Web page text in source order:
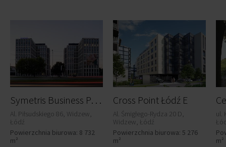
S
ymetris Business Park I
Al. Piłsudskiego 86, Widzew,
Łódź
Powierzchnia biurowa: 8 732
m²
Cross Point Łódź E
Al. Śmigłego-Rydza 20 D,
Widzew, Łódź
Powierzchnia biurowa: 5 276
m²
ul.
m²